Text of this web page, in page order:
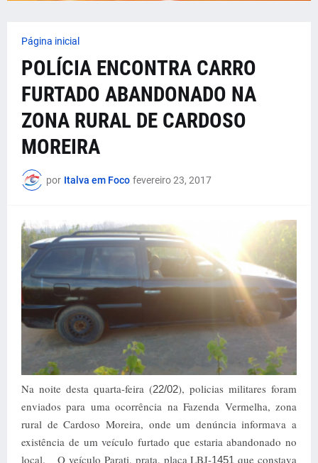
Página inicial
POLÍCIA ENCONTRA CARRO
FURTADO ABANDONADO NA
ZONA RURAL DE CARDOSO
MOREIRA
por Italva em Foco fevereiro 23, 2017
Na noite desta quarta-feira (22/02), policias militares foram
enviados para uma ocorrência na Fazenda Vermelha, zona
rural de Cardoso Moreira, onde um denúncia informava a
existência de um veículo furtado que estaria abandonado no
local. O veículo Parati, prata, placa LBJ-1451 que constava